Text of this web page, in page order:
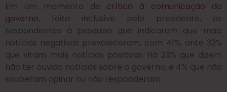
Em um momento de crítica à comunicação do
governo, feita inclusive pelo presidente, os
respondentes à pesquisa que indicaram que mais
notícias negativas prevaleceram, com 41%, ante 32%
que viram mais notícias positivas. Há 23% que dizem
não ter ouvido notícias sobre o governo, e 4% que não
souberam opinar ou não responderam.